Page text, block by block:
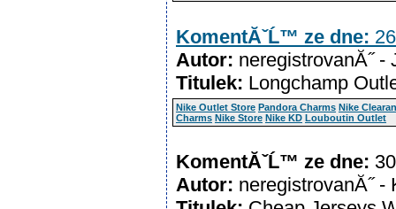
KomentĂˇĹ™ ze dne:
Autor: neregistrovanĂ˝
Titulek: Longchamp
Nike Outlet Store Pandora Charms Nike
Charms Nike Store Nike KD Louboutin Outlet
KomentĂˇĹ™ ze dne:
Autor: neregistrovanĂ˝